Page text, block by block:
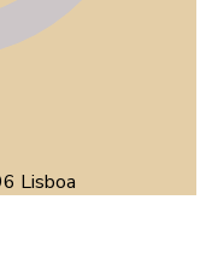
Lisboa